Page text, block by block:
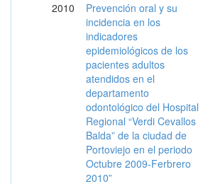
2010
Prevención oral y su
incidencia en los
indicadores
epidemiológicos de los
pacientes adultos
atendidos en el
departamento
odontológico del Hospital
Regional “Verdi Cevallos
Balda” de la ciudad de
Portoviejo en el periodo
Octubre 2009-Ferbrero
2010”